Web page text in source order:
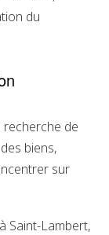
du
recherche de
biens,
sur
Saint-Lambert,